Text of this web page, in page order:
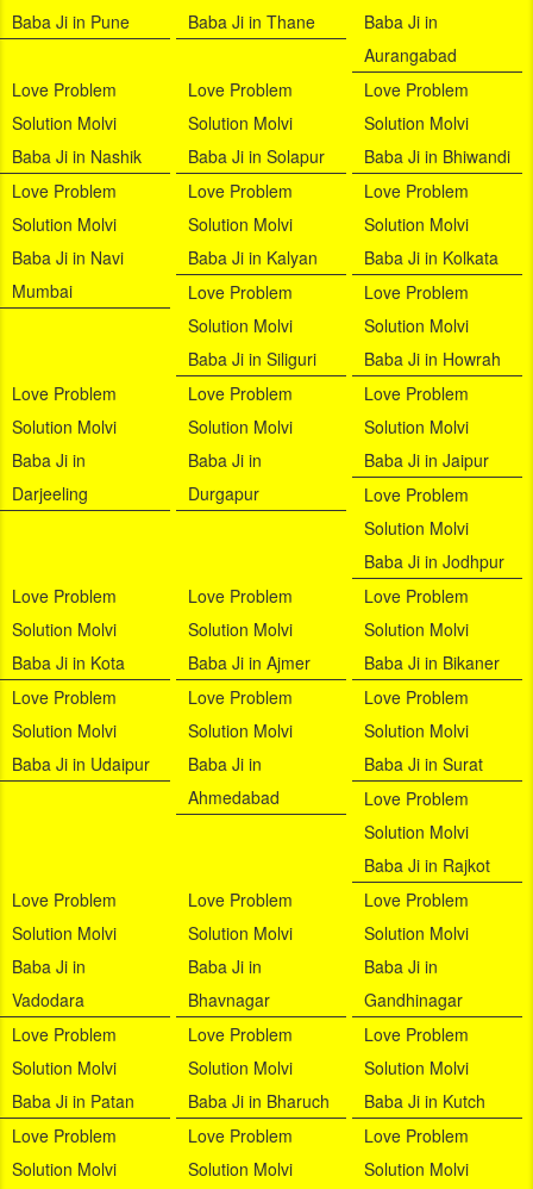
Baba Ji in Pune
Baba Ji in Thane
Baba Ji in
Aurangabad
Love Problem
Solution Molvi
Baba Ji in Nashik
Love Problem
Solution Molvi
Baba Ji in Solapur
Love Problem
Solution Molvi
Baba Ji in Bhiwandi
Love Problem
Solution Molvi
Baba Ji in Navi
Mumbai
Love Problem
Solution Molvi
Baba Ji in Kalyan
Love Problem
Solution Molvi
Baba Ji in Kolkata
Love Problem
Solution Molvi
Baba Ji in Siliguri
Love Problem
Solution Molvi
Baba Ji in Howrah
Love Problem
Solution Molvi
Baba Ji in
Darjeeling
Love Problem
Solution Molvi
Baba Ji in
Durgapur
Love Problem
Solution Molvi
Baba Ji in Jaipur
Love Problem
Solution Molvi
Baba Ji in Jodhpur
Love Problem
Solution Molvi
Baba Ji in Kota
Love Problem
Solution Molvi
Baba Ji in Ajmer
Love Problem
Solution Molvi
Baba Ji in Bikaner
Love Problem
Solution Molvi
Baba Ji in Udaipur
Love Problem
Solution Molvi
Baba Ji in
Ahmedabad
Love Problem
Solution Molvi
Baba Ji in Surat
Love Problem
Solution Molvi
Baba Ji in Rajkot
Love Problem
Solution Molvi
Baba Ji in
Vadodara
Love Problem
Solution Molvi
Baba Ji in
Bhavnagar
Love Problem
Solution Molvi
Baba Ji in
Gandhinagar
Love Problem
Solution Molvi
Baba Ji in Patan
Love Problem
Solution Molvi
Baba Ji in Bharuch
Love Problem
Solution Molvi
Baba Ji in Kutch
Love Problem
Solution Molvi
Love Problem
Solution Molvi
Love Problem
Solution Molvi